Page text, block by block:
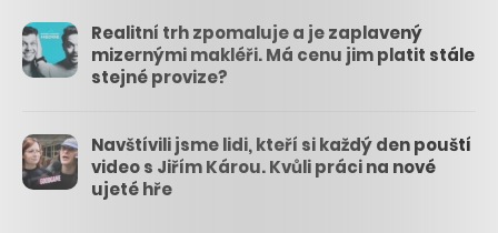
Realitní trh zpomaluje a je zaplavený
mizernými makléři. Má cenu jim platit stále
stejné provize?
Navštívili jsme lidi, kteří si každý den pouští
video s Jiřím Károu. Kvůli práci na nové
ujeté hře